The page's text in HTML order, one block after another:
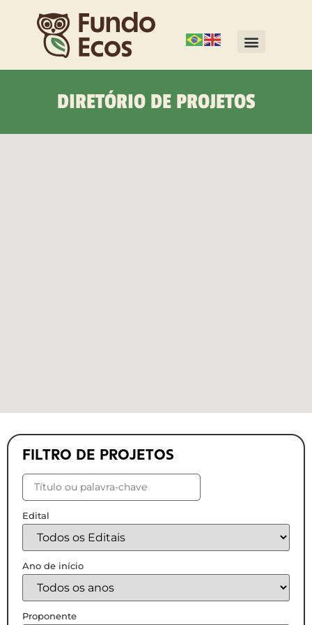
DIRETÓRIO DE PROJETOS
FILTRO DE PROJETOS
Edital
Ano de início
Proponente